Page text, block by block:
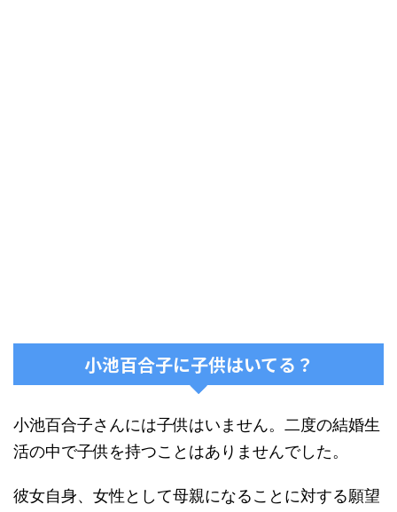
小池百合子に子供はいてる？
小池百合子さんには子供はいません。二度の結婚生
活の中で子供を持つことはありませんでした。
彼女自身、女性として母親になることに対する願望